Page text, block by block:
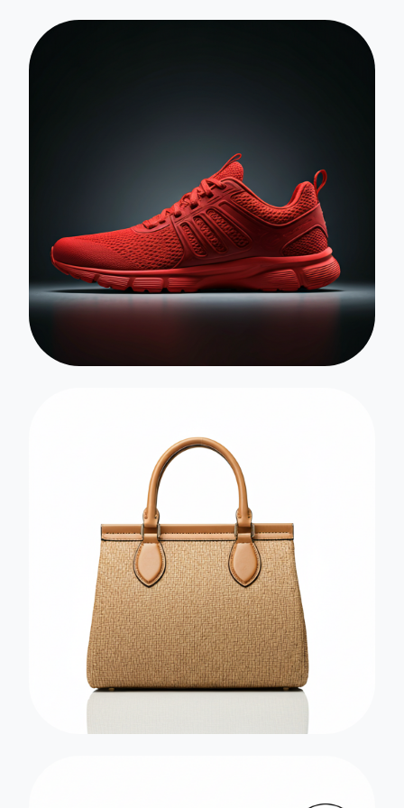
Tramas de
Performance
Cadarços com alta resistência à
abrasão e respirabilidade controlada
para o mercado calçadista.